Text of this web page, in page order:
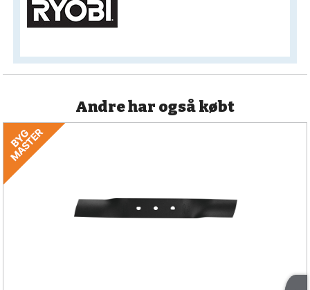
Andre har også købt